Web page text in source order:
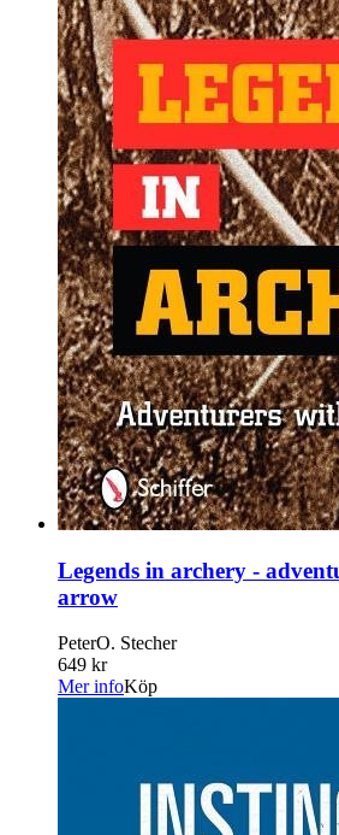
Legends in archery -
arrow
PeterO. Stecher
649 kr
Mer infoKöp